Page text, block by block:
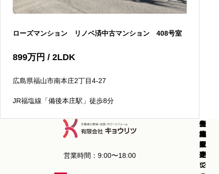
ローズマンション リノベ済中古マンション 408号室
899万円 / 2LDK
広島県福山市南本庄2丁目4-27
JR福塩線「備後本庄駅」徒歩8分
営業時間：9:00〜18:00
新
築
戸
建
て
中
古
戸
建
て
新
築
マ
ン
シ
中
古
マ
ン
シ
分
譲
マ
ン
シ
土
地
販
売
売
却
査
定
に
コ
ラ
ム
お
知
ら
せ
会
社
概
要